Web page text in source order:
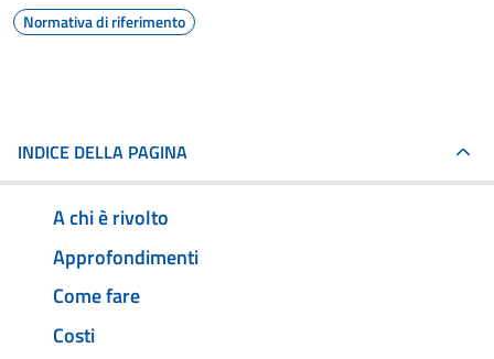
Normativa di riferimento
INDICE DELLA PAGINA
A chi è rivolto
Approfondimenti
Come fare
Costi